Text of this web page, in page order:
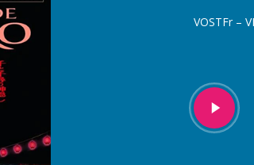
VOSTFr –
Play
Video